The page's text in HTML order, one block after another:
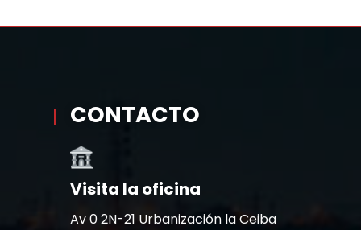
CONTACTO
Visita la oficina
Av 0 2N-21 Urbanización la Ceiba